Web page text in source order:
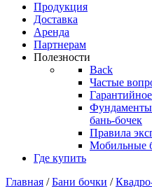
Продукция
Доставка
Аренда
Партнерам
Полезности
Back
Частые
Фундаменты
бань-бочек
Правила
Мобильные
Где купить
Главная /Бани бочки /